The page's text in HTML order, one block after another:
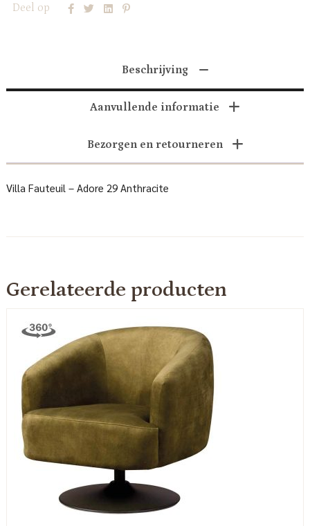
Deel op
Beschrijving
Aanvullende informatie
Bezorgen en retourneren
Villa Fauteuil – Adore 29 Anthracite
Gerelateerde producten